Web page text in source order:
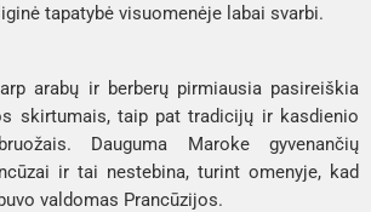
tapatybė visuomenėje labai svarbi.
arabų ir berberų pirmiausia pasireiškia
skirtumais, taip pat tradicijų ir kasdienio
Dauguma Maroke gyvenančių
ir tai nestebina, turint omenyje, kad
valdomas Prancūzijos.